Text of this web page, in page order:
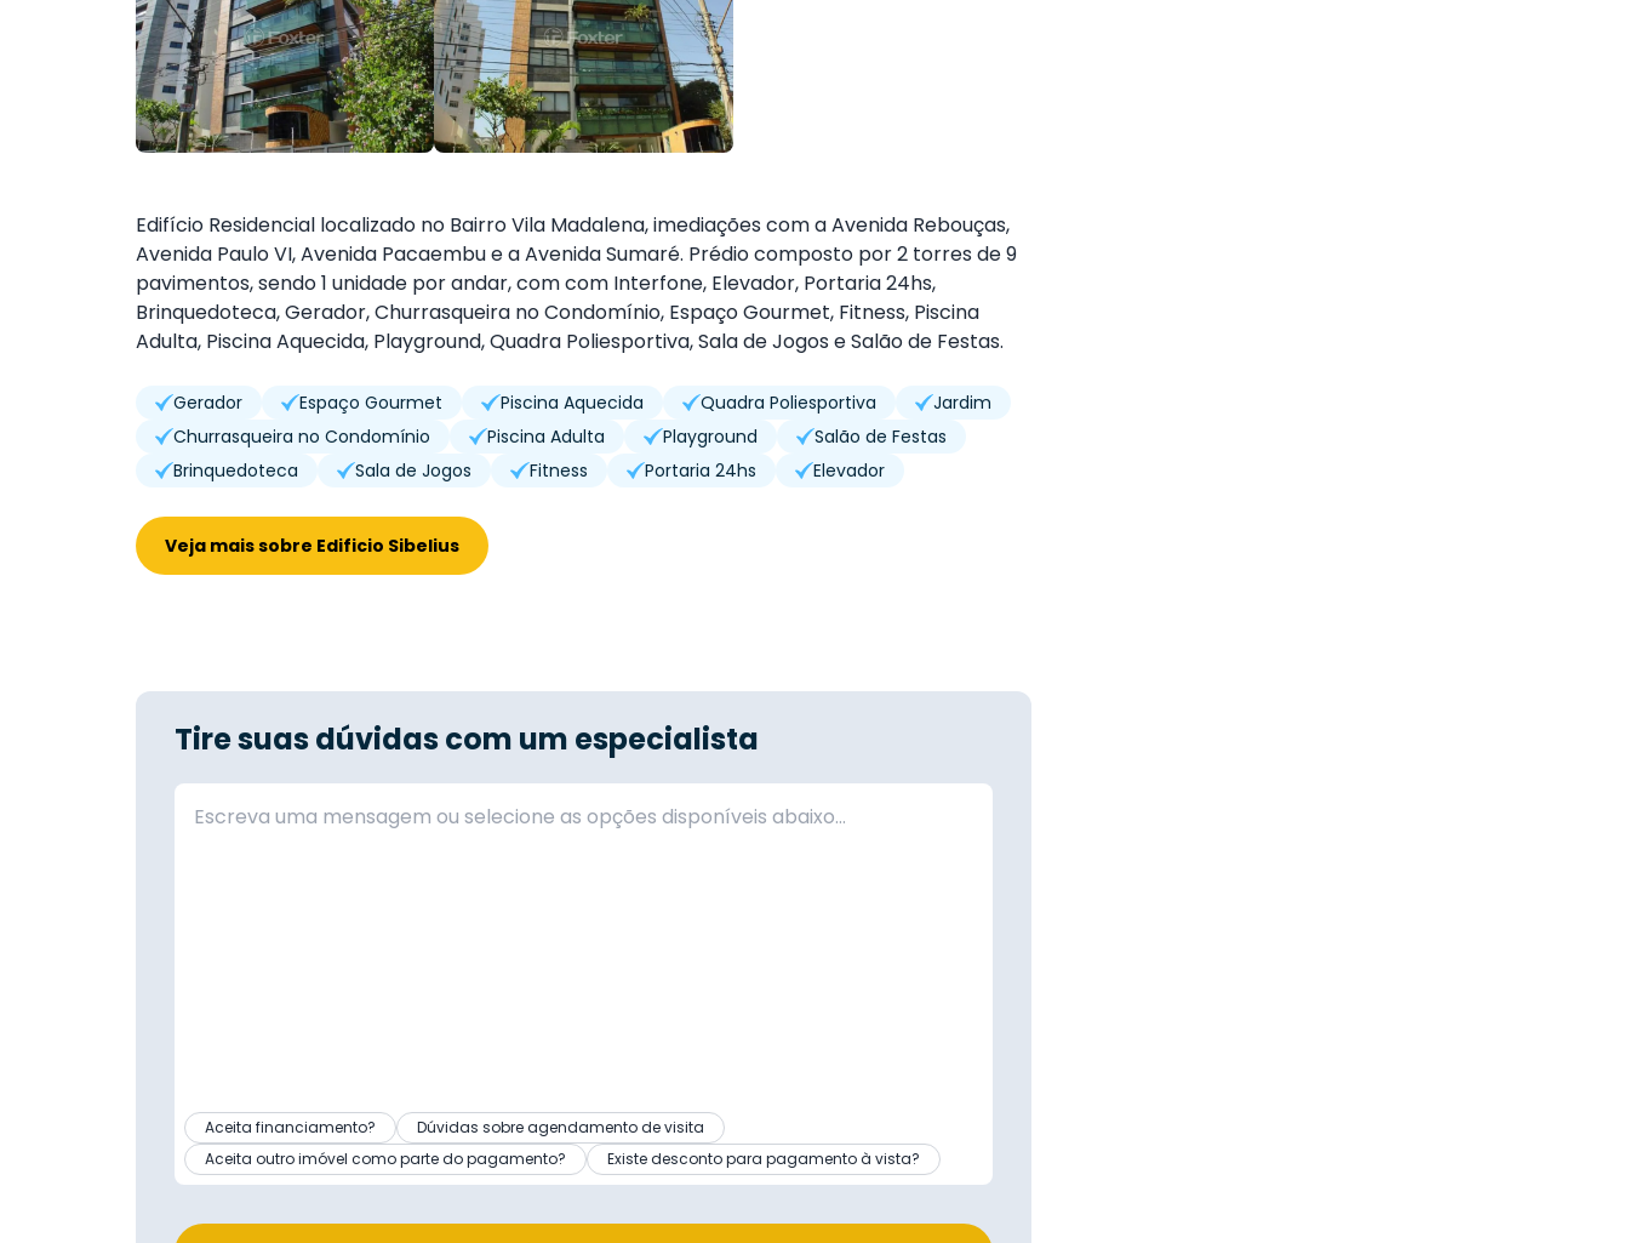
Edifício Residencial localizado no Bairro Vila Madalena, imediações com a Avenida Rebouças,
Avenida Paulo VI, Avenida Pacaembu e a Avenida Sumaré. Prédio composto por 2 torres de 9
pavimentos, sendo 1 unidade por andar, com com Interfone, Elevador, Portaria 24hs,
Brinquedoteca, Gerador, Churrasqueira no Condomínio, Espaço Gourmet, Fitness, Piscina
Adulta, Piscina Aquecida, Playground, Quadra Poliesportiva, Sala de Jogos e Salão de Festas.
Gerador Espaço Gourmet Piscina Aquecida Quadra Poliesportiva
Jardim
Churrasqueira no Condomínio
Piscina Adulta Playground
Salão de Festas
Brinquedoteca
Sala de Jogos Fitness Portaria 24hs Elevador
Veja mais sobre Edificio Sibelius
Tire suas dúvidas com um especialista
Aceita financiamento?
Dúvidas sobre agendamento de visita
Aceita outro imóvel como parte do pagamento?
Existe desconto para pagamento à vista?